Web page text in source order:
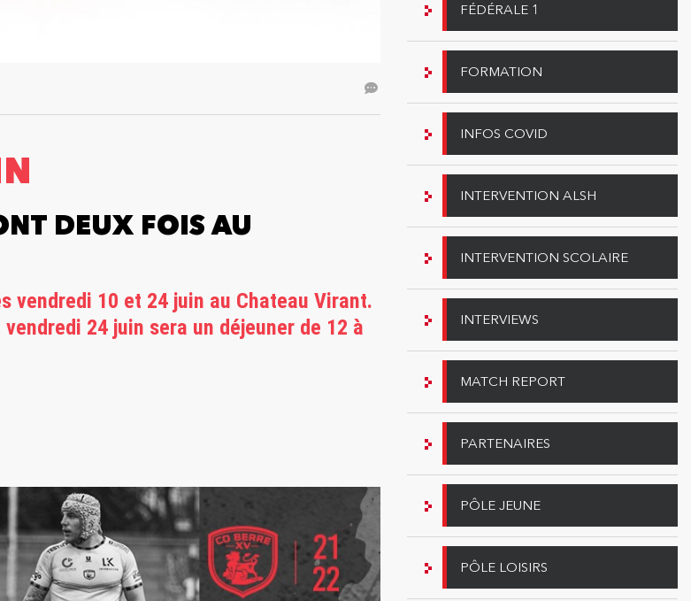
DEUX FOIS AU
vendredi 10 et 24 juin au Chateau Virant.
24 juin sera un déjeuner de 12 à
FÉDÉRALE 1
FORMATION
INFOS COVID
INTERVENTION ALSH
INTERVENTION SCOLAIRE
INTERVIEWS
MATCH REPORT
PARTENAIRES
PÔLE JEUNE
PÔLE LOISIRS